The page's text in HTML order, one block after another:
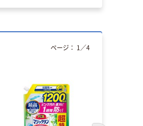
ページ： 1 ／4